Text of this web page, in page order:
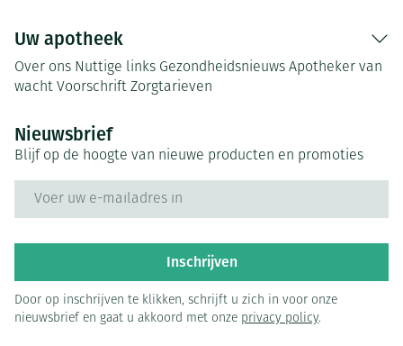
Uw apotheek
Over ons Nuttige links Gezondheidsnieuws Apotheker van
wacht Voorschrift Zorgtarieven
Nieuwsbrief
Blijf op de hoogte van nieuwe producten en promoties
Inschrijven
Door op inschrijven te klikken, schrijft u zich in voor onze
nieuwsbrief en gaat u akkoord met onze privacy policy.